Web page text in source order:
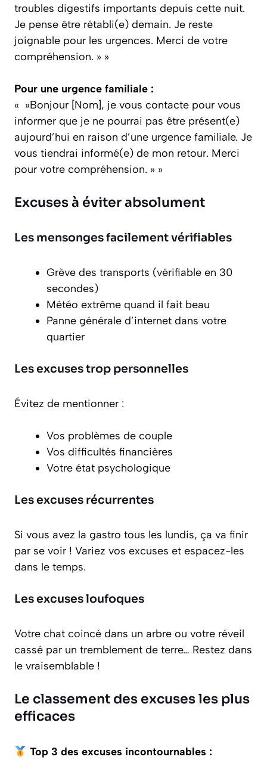
troubles digestifs importants depuis cette nuit.
Je pense être rétabli(e) demain. Je reste
joignable pour les urgences. Merci de votre
compréhension. » »
Pour une urgence familiale :
« »Bonjour [Nom], je vous contacte pour vous
informer que je ne pourrai pas être présent(e)
aujourd’hui en raison d’une urgence familiale. Je
vous tiendrai informé(e) de mon retour. Merci
pour votre compréhension. » »
Excuses à éviter absolument
Les mensonges facilement vérifiables
Grève des transports (vérifiable en 30
secondes)
Météo extrême quand il fait beau
Panne générale d’internet dans votre
quartier
Les excuses trop personnelles
Évitez de mentionner :
Vos problèmes de couple
Vos difficultés financières
Votre état psychologique
Les excuses récurrentes
Si vous avez la gastro tous les lundis, ça va finir
par se voir ! Variez vos excuses et espacez-les
dans le temps.
Les excuses loufoques
Votre chat coincé dans un arbre ou votre réveil
cassé par un tremblement de terre… Restez dans
le vraisemblable !
Le classement des excuses les plus
efficaces
Top 3 des excuses incontournables :